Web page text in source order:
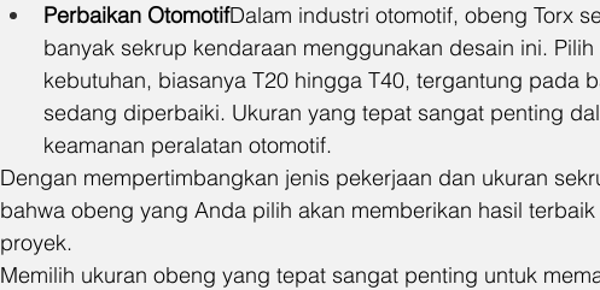
Perbaikan OtomotifDalam industri otomotif, obeng Torx
banyak sekrup kendaraan menggunakan desain ini.
kebutuhan, biasanya T20 hingga T40, tergantung pada
sedang diperbaiki. Ukuran yang tepat sangat penting
keamanan peralatan otomotif.
Dengan mempertimbangkan jenis pekerjaan dan ukuran
bahwa obeng yang Anda pilih akan memberikan hasil
proyek.
Memilih ukuran obeng yang tepat sangat penting untuk